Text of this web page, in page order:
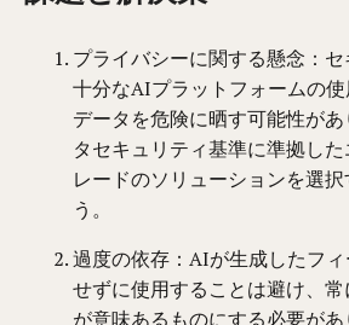
プライバシーに関する懸念：
十分なAIプラットフォームの
データを危険に晒す可能性が
タセキュリティ基準に準拠し
レードのソリューションを選
う。
過度の依存：AIが生成したフ
せずに使用することは避け、
が意味あるものにする必要があ